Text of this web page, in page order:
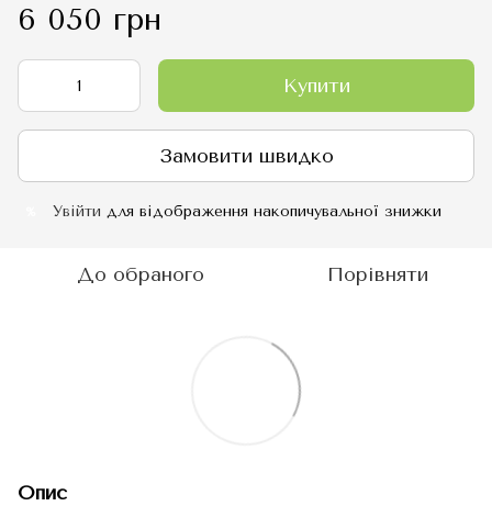
6 050 грн
Купити
Замовити швидко
Увійти для відображення накопичувальної знижки
До обраного Порівняти
Опис